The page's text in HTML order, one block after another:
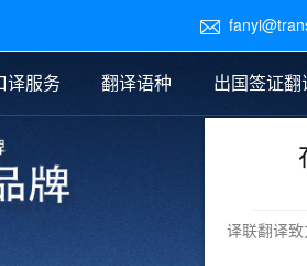

说明书翻译 图纸翻译
译服务 翻译语种
泰语翻译
葡萄牙语翻译
出国签证翻
译报价
证翻译
译联翻译